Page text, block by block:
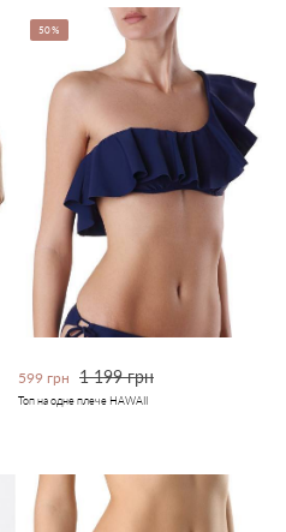
50%
599 грн 1 199 грн
Топ на одне плече HAWAII